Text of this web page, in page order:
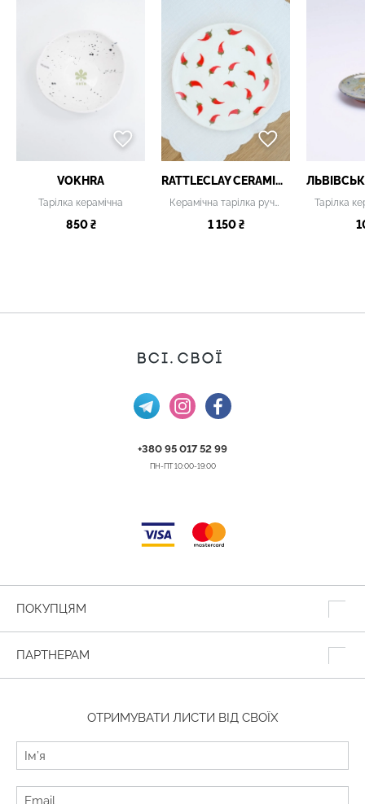
VOKHRA
Тарілка керамічна
850 ₴
RATTLECLAY CERAMICS
1 150 ₴
+380 95 017 52 99
ПН-ПТ 10:00-19:00
ПОКУПЦЯМ
ПАРТНЕРАМ
ОТРИМУВАТИ ЛИСТИ ВІД СВОЇХ